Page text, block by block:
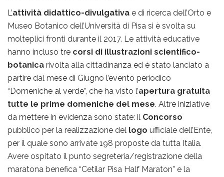
L’attività didattico-divulgativa e di ricerca dell’Orto e
Museo Botanico dell’Università di Pisa si è svolta su
molteplici fronti durante il 2017. Le attività educative
hanno incluso tre corsi di illustrazioni scientifico-
botanica rivolta alla cittadinanza ed è stato lanciato a
partire dal mese di Giugno l’evento periodico
“Domeniche al verde”, che ha visto l’apertura gratuita
tutte le prime domeniche del mese. Altre iniziative
da mettere in evidenza sono state: il Concorso
pubblico per la realizzazione del logo ufficiale dell’Ente,
per il quale sono arrivate 198 proposte da tutta Italia.
Avere ospitato il punto segreteria/registrazione della
maratona benefica “Cetilar Pisa Half Maraton” e la